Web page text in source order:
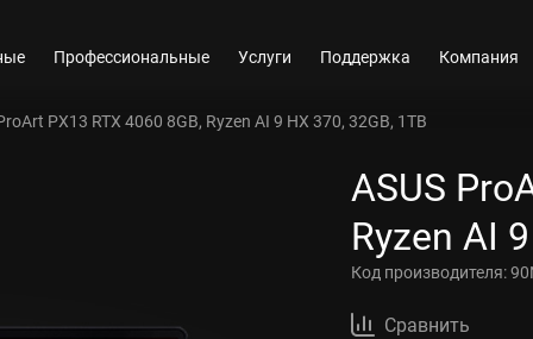
Профессиональные Услуги Поддержка Компания
PX13 RTX 4060 8GB, Ryzen AI 9 HX 370, 32GB, 1TB
ASUS
Ryzen AI
Код производителя:
Сравнить